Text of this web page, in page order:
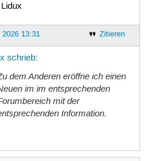
Zitieren
2026 13:31
schrieb:
dem Anderen eröffne ich einen
im im entsprechenden
mit der
Information.